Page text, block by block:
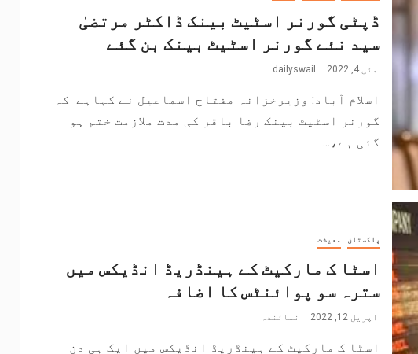
ڈپٹی گورنر اسٹیٹ بینک ڈاکٹر مرتضیٰ
سید نئے گورنر اسٹیٹ بینک بن گئے
مئی 4, 2022 dailyswail
اسلام آباد: وزیرخزانہ مفتاح اسماعیل نے کہاہے کہ
گورنر اسٹیٹ بینک رضا باقر کی مدت ملازمت ختم ہو
گئی ہے،...
پاکستان معیشت
اسٹا ک مارکیٹ کے ہینڈریڈ انڈیکس میں
سترہ سو پوائنٹس کا اضافہ
اپریل 12, 2022 نمائندہ
اسٹا ک مارکیٹ کے ہینڈریڈ انڈیکس میں ایک ہی دن